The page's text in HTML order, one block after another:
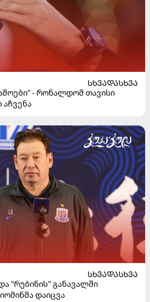
ᲡᲮᲕᲐᲓᲐᲡᲮᲕᲐ
- რონალდომ თავისი
აჩვენა
ᲡᲮᲕᲐᲓᲐᲡᲮᲕᲐ
"რუბინის" განავალში
დაიცვა